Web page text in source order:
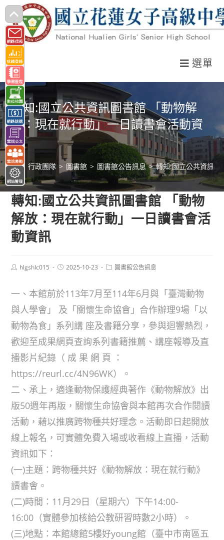
跳
轉
至
主
要
內
容
選單
轉知:國立公共資訊圖書館 「動物解
放：現在就行動」一日讀書會活動資
訊
> 行政團隊 > 圖書館 > 圖書館公告訊息 > 轉知:國立公共資訊
轉知:國立公共資訊圖書館 「動物
解放：現在就行動」一日讀書會活
動資訊
Posthlgshlc015
Post2025-10-23
Post圖書館公告訊息
一、本館前於113年7月至114年6月與「臺灣動物
與人學會」 及「關懷生命協會」合作辦理9場「以
動物為食」系列講 座及書籍分享，參與迴響熱烈，
歡迎至成果網頁查詢系列書籍推薦、講座報導及直
播影片紀錄（ 成 果 網 頁 ：
https://reurl.cc/4N96WK）。
二、承上，適逢動物保護經典著作《動物解放》出
版50週年再版，關懷生命協會與本館再次合作閱讀
活動，藉以推廣跨物種共好理念。活動即日起開放
線上報名，可實體免費入場或收看線上直播，活動
資訊如下：
(一)主題：跨物種共好《動物解放：現在就行動》
讀書會。
(二)時間：11月29日（星期六）下午14:00-
16:00（實體參加核給公教研習時數2小時）。
(三)地點：本館總館5樓好young館（臺中市南區五